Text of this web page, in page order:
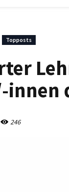
Topposts
246